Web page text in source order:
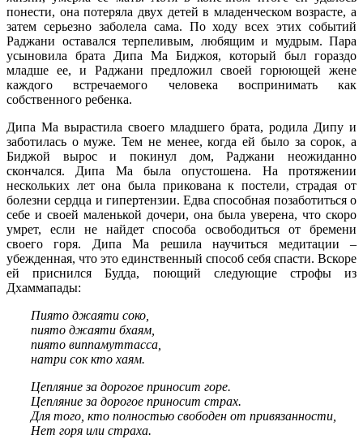
понести, она потеряла двух детей в младенческом возрасте, а
затем серьезно заболела сама. По ходу всех этих событий
Раджани оставался терпеливым, любящим и мудрым. Пара
усыновила брата Дипа Ма Биджоя, который был гораздо
младше ее, и Раджани предложил своей горюющей жене
каждого встречаемого человека воспринимать как
собственного ребенка.
Дипа Ма вырастила своего младшего брата, родила Дипу и
заботилась о муже. Тем не менее, когда ей было за сорок, а
Биджой вырос и покинул дом, Раджани неожиданно
скончался. Дипа Ма была опустошена. На протяжении
нескольких лет она была прикована к постели, страдая от
болезни сердца и гипертензии. Едва способная позаботиться о
себе и своей маленькой дочери, она была уверена, что скоро
умрет, если не найдет способа освободиться от бремени
своего горя. Дипа Ма решила научиться медитации –
убежденная, что это единственный способ себя спасти. Вскоре
ей приснился Будда, поющий следующие строфы из
Дхаммапады:
Пиято джаяти соко,
пиято джаяти бхаям,
пиято виппамуттасса,
натри сок кто хаям.
Цепляние за дорогое приносит горе.
Цепляние за дорогое приносит страх.
Для того, кто полностью свободен от привязанности,
Нет горя или страха.